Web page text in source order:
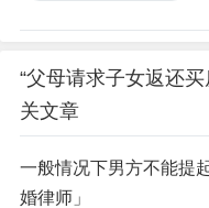
“父母请求子女返还
关文章
一般情况下男方不能提
婚律师」